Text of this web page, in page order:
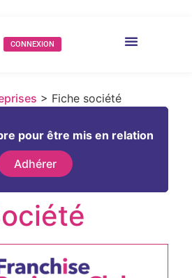
CONNEXION
> Fiche société
pour être mis en relation
Adhérer